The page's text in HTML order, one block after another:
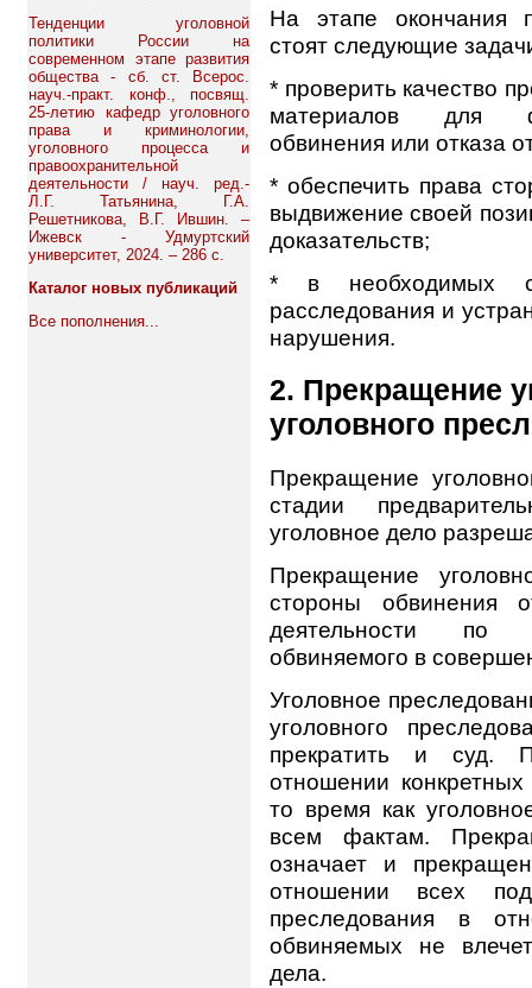
Тенденции уголовной
политики России на
современном этапе развития
общества - сб. ст. Всерос.
науч.-практ. конф., посвящ.
25-летию кафедр уголовного
права и криминологии,
уголовного процесса и
правоохранительной
деятельности / науч. ред.-
Л.Г. Татьянина, Г.А.
Решетникова, В.Г. Ившин. –
Ижевск - Удмуртский
университет, 2024. – 286 с.
Каталог новых публикаций
Все пополнения...
На этапе окончания
стоят следующие
* проверить качество
материалов для
обвинения или отказа
* обеспечить права
выдвижение своей
доказательств;
* в необходимых
расследования и
нарушения.
2. Прекращение
уголовного
Прекращение
стадии
уголовное дело
Прекращение
стороны обвинения
деятельности по
обвиняемого в
Уголовное
уголовного
прекратить и суд.
отношении
то время как
всем фактам.
означает и
отношении всех
преследования в
обвиняемых не
дела.